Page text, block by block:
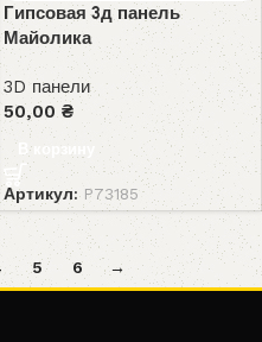
Гипсовая 3д панель
Майолика
3D панели
50,00₴
В корзину
Артикул: P73185
5 6 →